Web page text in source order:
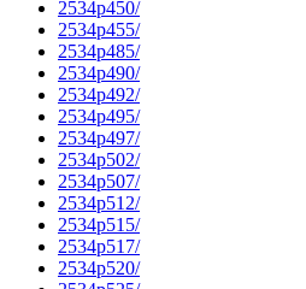
2534p450/
2534p455/
2534p485/
2534p490/
2534p492/
2534p495/
2534p497/
2534p502/
2534p507/
2534p512/
2534p515/
2534p517/
2534p520/